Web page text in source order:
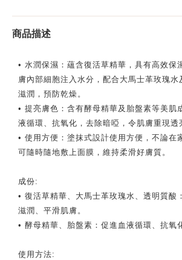
商品描述
• 水潤保濕：蘊含復活草精華，具有高效保
膚內部細胞注入水分，配合大馬士革玫瑰水
滋潤，預防乾燥。
• 提亮膚色：含有酵母精華及胎盤素等美肌
液循環、抗氧化，去除暗啞，令肌膚重現透
• 使用方便：塗抹式設計使用方便，不論在
可隨時隨地敷上面膜，維持柔滑好膚質。
成份:
• 復活草精華、大馬士革玫瑰水、透明質酸
滋潤、平滑肌膚。
• 酵母精華、胎盤素：促進血液循環、抗氧
使用方法: